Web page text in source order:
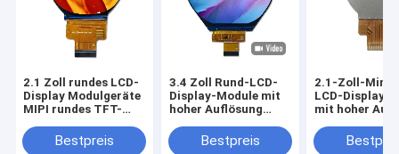
2.1 Zoll rundes LCD-
Display Modulgeräte
MIPI rundes TFT-
Bestpreis
3.4 Zoll Rund-LCD-
Display-Module mit
hoher Auflösung
BildschirmBestpreis
2.1-Zoll-Mini-
LCD-Display-
mit hoher